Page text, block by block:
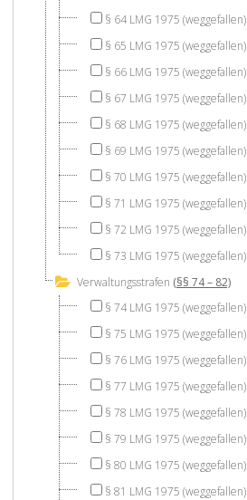
§ 64 LMG 1975 (weggefallen)
§ 65 LMG 1975 (weggefallen)
§ 66 LMG 1975 (weggefallen)
§ 67 LMG 1975 (weggefallen)
§ 68 LMG 1975 (weggefallen)
§ 69 LMG 1975 (weggefallen)
§ 70 LMG 1975 (weggefallen)
§ 71 LMG 1975 (weggefallen)
§ 72 LMG 1975 (weggefallen)
§ 73 LMG 1975 (weggefallen)
Verwaltungsstrafen (§§ 74 – 82)
§ 74 LMG 1975 (weggefallen)
§ 75 LMG 1975 (weggefallen)
§ 76 LMG 1975 (weggefallen)
§ 77 LMG 1975 (weggefallen)
§ 78 LMG 1975 (weggefallen)
§ 79 LMG 1975 (weggefallen)
§ 80 LMG 1975 (weggefallen)
§ 81 LMG 1975 (weggefallen)